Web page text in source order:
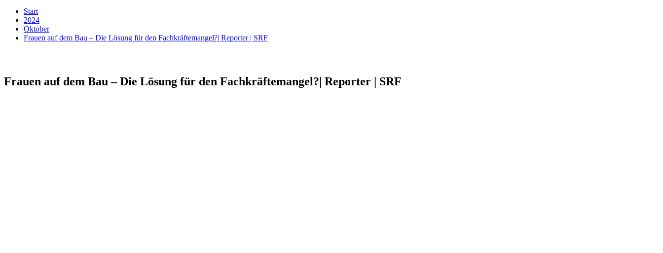
Start
2024
Oktober
Frauen auf dem Bau – Die Lösung für den Fachkräftemangel?| Reporter | SRF
Frauen auf dem Bau – Die Lösung für den Fachkräftemangel?| Reporter | SRF